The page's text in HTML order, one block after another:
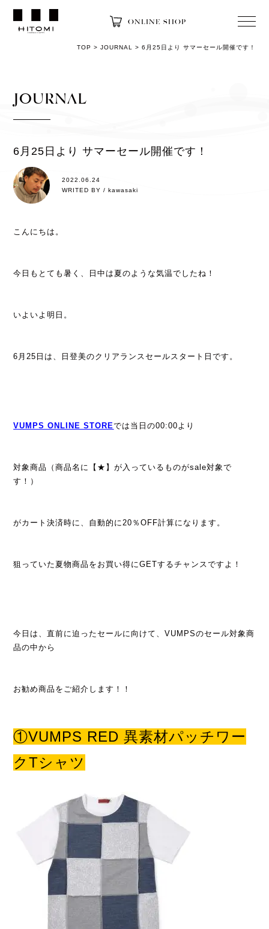
ONLINE SHOP
TOP > JOURNAL > 6月25日より サマーセール開催です！
JOURNAL
6月25日より サマーセール開催です！
2022.06.24
WRITED BY / kawasaki
こんにちは。
今日もとても暑く、日中は夏のような気温でしたね！
いよいよ明日。
6月25日は、日登美のクリアランスセールスタート日です。
VUMPS ONLINE STOREでは当日の00:00より
対象商品（商品名に【★】が入っているものがsale対象で
す！）
がカート決済時に、自動的に20％OFF計算になります。
狙っていた夏物商品をお買い得にGETするチャンスですよ！
今日は、直前に迫ったセールに向けて、VUMPSのセール対象商
品の中から
お勧め商品をご紹介します！！
①VUMPS RED 異素材パッチワー
クTシャツ